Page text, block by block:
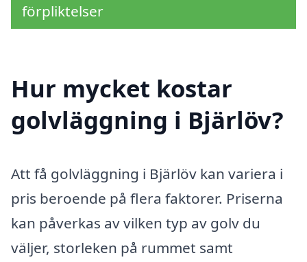
förpliktelser
Hur mycket kostar
golvläggning i Bjärlöv?
Att få golvläggning i Bjärlöv kan variera i
pris beroende på flera faktorer. Priserna
kan påverkas av vilken typ av golv du
väljer, storleken på rummet samt